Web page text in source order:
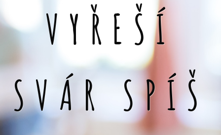
VYŘEŠÍ
SVÁR SPÍŠ